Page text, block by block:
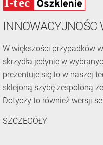
INNOWACYJNOŚC
W większości przypadków
skrzydła jedynie w
prezentuje się to w naszej
sklejoną szybę zespoloną
Dotyczy to również wersji
SZCZEGÓŁY